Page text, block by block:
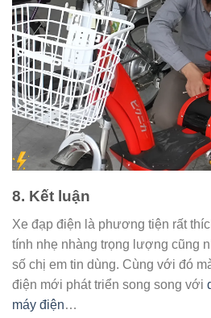
8. Kết luận
Xe đạp điện là phương tiện rất
tính nhẹ nhàng trọng lượng cũng
số chị em tin dùng. Cùng với đó
điện mới phát triển song song với
máy điện…